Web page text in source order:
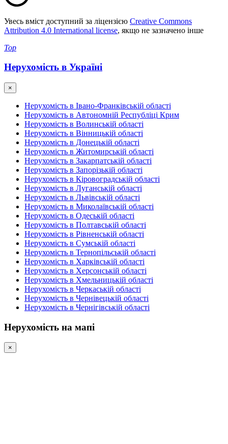
Увесь вміст доступний за ліцензією Creative Commons
Attribution 4.0 International license, якщо не зазначено інше
Top
Нерухомість в Україні
×
Нерухомість в Івано-Франківській області
Нерухомість в Автономній Республіці Крим
Нерухомість в Волинській області
Нерухомість в Вінницькій області
Нерухомість в Донецькій області
Нерухомість в Житомирській області
Нерухомість в Закарпатській області
Нерухомість в Запорізькій області
Нерухомість в Кіровоградській області
Нерухомість в Луганській області
Нерухомість в Львівській області
Нерухомість в Миколаївській області
Нерухомість в Одеській області
Нерухомість в Полтавській області
Нерухомість в Рівненській області
Нерухомість в Сумській області
Нерухомість в Тернопільській області
Нерухомість в Харківській області
Нерухомість в Херсонській області
Нерухомість в Хмельницькій області
Нерухомість в Черкаській області
Нерухомість в Чернівецькій області
Нерухомість в Чернігівській області
Нерухомість на мапі
×